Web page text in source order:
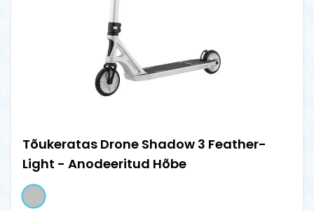
Tõukeratas Drone Shadow 3 Feather-
Light - Anodeeritud Hõbe